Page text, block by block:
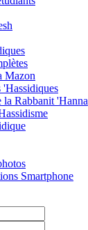
Mazon
'Hassidiques
la Rabbanit 'Hanna
Smartphone